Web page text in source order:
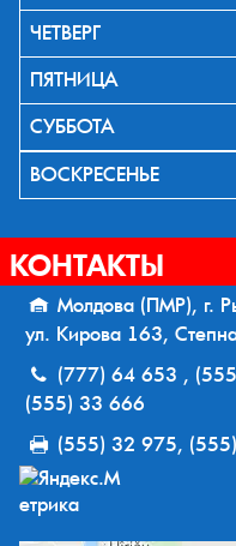
ЧЕТВЕРГ
ПЯТНИЦА
СУББОТА
ВОСКРЕСЕНЬЕ
КОНТАКТЫ
Молдова (ПМР), г.
ул. Кирова 163,
(777) 64 653 ,
(555) 33 666
(555) 32 975,